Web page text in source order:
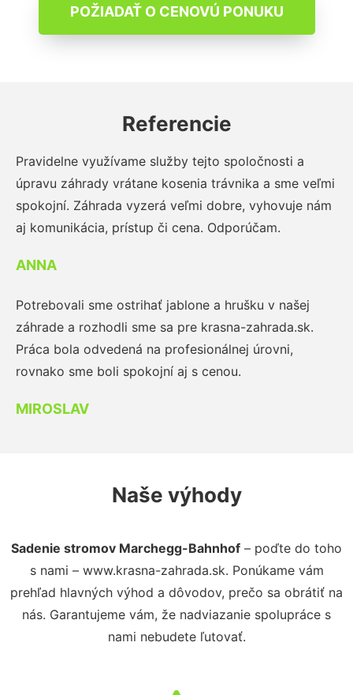
POŽIADAŤ O CENOVÚ PONUKU
Referencie
Pravidelne využívame služby tejto spoločnosti a
úpravu záhrady vrátane kosenia trávnika a sme veľmi
spokojní. Záhrada vyzerá veľmi dobre, vyhovuje nám
aj komunikácia, prístup či cena. Odporúčam.
ANNA
Potrebovali sme ostrihať jablone a hrušku v našej
záhrade a rozhodli sme sa pre krasna-zahrada.sk.
Práca bola odvedená na profesionálnej úrovni,
rovnako sme boli spokojní aj s cenou.
MIROSLAV
Naše výhody
Sadenie stromov Marchegg-Bahnhof – poďte do toho
s nami – www.krasna-zahrada.sk. Ponúkame vám
prehľad hlavných výhod a dôvodov, prečo sa obrátiť na
nás. Garantujeme vám, že nadviazanie spolupráce s
nami nebudete ľutovať.